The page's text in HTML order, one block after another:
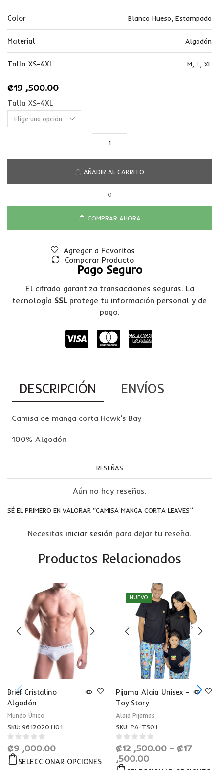
Color Blanco Hueso, Estampado
Material Algodón
Talla XS-4XL M, L, XL
₡19 ,500.00
Talla XS-4XL
AÑADIR AL CARRITO
O
COMPRAR AHORA
Agregar a Favoritos
Comparar Producto
Pago Seguro
El cifrado garantiza transacciones seguras. La
tecnología SSL protege tu información personal y de
pago.
DESCRIPCIÓN ENVÍOS
Camisa de manga corta Hawk’s Bay
100% Algodón
RESEÑAS
Aún no hay reseñas.
SÉ EL PRIMERO EN VALORAR “CAMISA MANGA CORTA LEAVES”
Necesitas iniciar sesión para dejar tu reseña.
Productos Relacionados
Brief Cristalino
Algodón
Mundo Único
SKU: 96120201101
₡9 ,000.00
SELECCIONAR OPCIONES
NUEVO
Pijama Alaia Unisex –
Toy Story
Alaia Pijamas
SKU: PA-TS01
₡12 ,500.00 - ₡17
,500.00